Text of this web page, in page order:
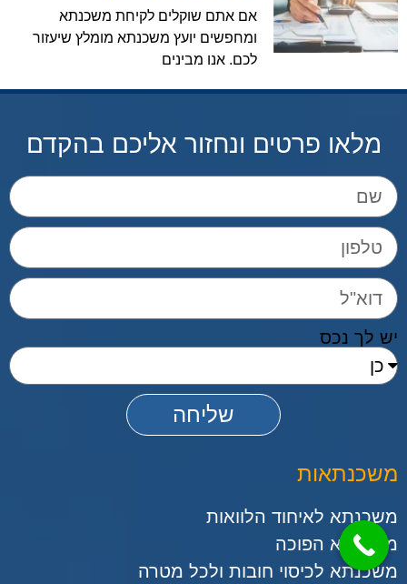
אם אתם שוקלים לקיחת משכנתא
ומחפשים יועץ משכנתא מומלץ שיעזור
לכם. אנו מבינים
מלאו פרטים ונחזור אליכם בהקדם
יש לך נכס
שליחה
משכנתאות
משכנתא לאיחוד הלוואות
משכנתא הפוכה
משכנתא לכיסוי חובות ולכל מטרה